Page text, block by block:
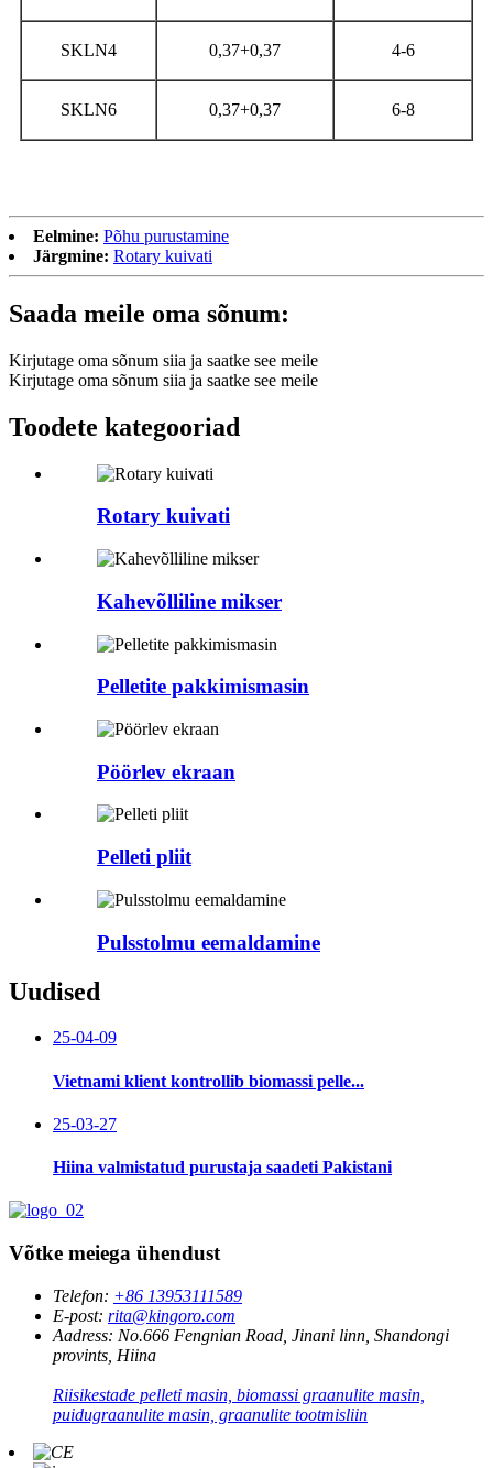
SKLN4 0,37+0,37 4-6
SKLN6 0,37+0,37 6-8
Eelmine: Põhu purustamine
Järgmine: Rotary kuivati
Saada meile oma sõnum:
Kirjutage oma sõnum siia ja saatke see meile
Kirjutage oma sõnum siia ja saatke see meile
Toodete kategooriad
Rotary kuivati
Kahevõlliline mikser
Pelletite pakkimismasin
Pöörlev ekraan
Pelleti pliit
Pulsstolmu eemaldamine
Uudised
25-04-09
Vietnami klient kontrollib biomassi pelle...
25-03-27
Hiina valmistatud purustaja saadeti Pakistani
Võtke meiega ühendust
Telefon: +86 13953111589
E-post: rita@kingoro.com
Aadress: No.666 Fengnian Road, Jinani linn, Shandongi
provints, Hiina
Riisikestade pelleti masin, biomassi graanulite masin,
puidugraanulite masin, graanulite tootmisliin